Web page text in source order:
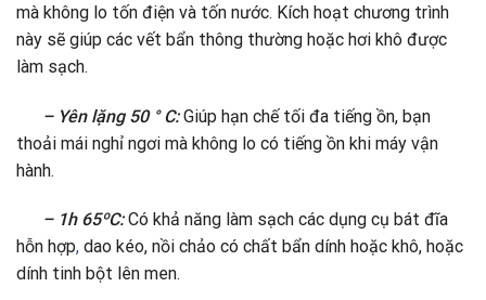
mà không lo tốn điện và tốn nước. Kích hoạt chương trình
này sẽ giúp các vết bẩn thông thường hoặc hơi khô được
làm sạch.
– Yên lặng 50 ° C:Giúp hạn chế tối đa tiếng ồn, bạn
thoải mái nghỉ ngơi mà không lo có tiếng ồn khi máy vận
hành.
– 1h 65ºC:Có khả năng làm sạch các dụng cụ bát đĩa
hỗn hợp, dao kéo, nồi chảo có chất bẩn dính hoặc khô, hoặc
dính tinh bột lên men.